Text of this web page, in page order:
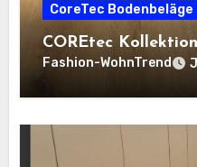
CoreTec Bodenbeläge
COREtec
Fashion-WohnTrend